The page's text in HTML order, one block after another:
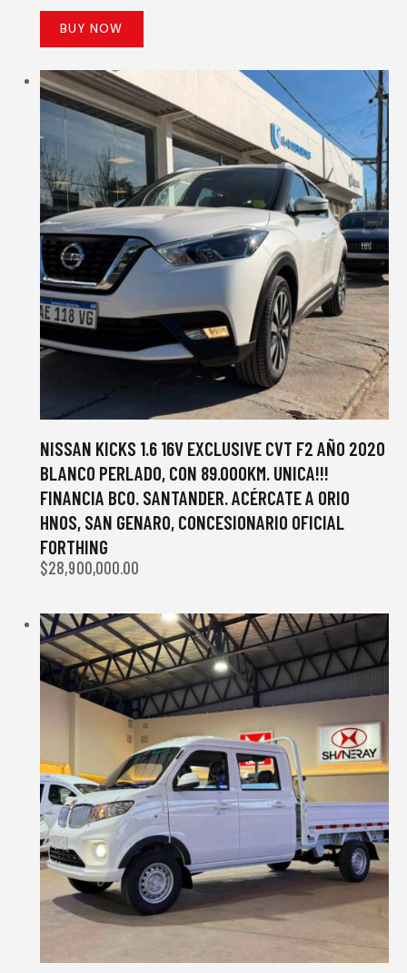
BUY NOW
NISSAN KICKS 1.6 16V EXCLUSIVE CVT F2 AÑO 2020
BLANCO PERLADO, CON 89.000KM. UNICA!!!
FINANCIA BCO. SANTANDER. ACÉRCATE A ORIO
HNOS, SAN GENARO, CONCESIONARIO OFICIAL
FORTHING
$28,900,000.00